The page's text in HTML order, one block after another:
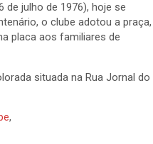
de julho de 1976), hoje se
o clube adotou a praça,
placa aos familiares de
situada na Rua Jornal do
,